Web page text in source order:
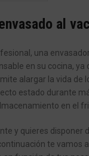
al
una
en su cocina, ya
alargar la vida de
estado durante
en el
y quieres disponer
te vamos